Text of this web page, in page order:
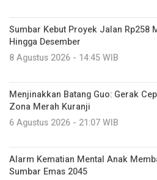
Sumbar Kebut Proyek Jalan Rp258
Hingga Desember
8 Agustus 2026 - 14:45 WIB
Menjinakkan Batang Guo: Gerak
Zona Merah Kuranji
6 Agustus 2026 - 21:07 WIB
Alarm Kematian Mental Anak
Sumbar Emas 2045